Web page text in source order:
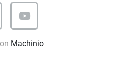
youtube
Machinio